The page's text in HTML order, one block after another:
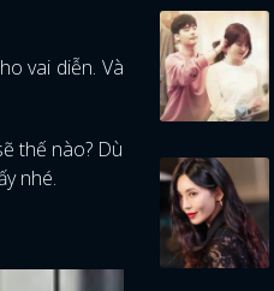
vai diễn. Và
thế nào? Dù
nhé.